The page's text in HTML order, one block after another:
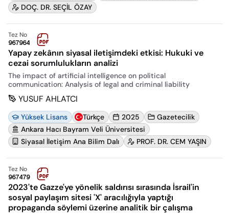
DOÇ. DR. SEÇİL ÖZAY
Tez No
967964
Yapay zekânın siyasal iletişimdeki etkisi: Hukuki ve
cezai sorumlulukların analizi
The impact of artificial intelligence on political
communication: Analysis of legal and criminal liability
YUSUF AHLATCI
Yüksek Lisans Türkçe 2025
Gazetecilik
Ankara Hacı Bayram Veli Üniversitesi
Siyasal İletişim Ana Bilim Dalı
PROF. DR. CEM YAŞIN
Tez No
967479
2023'te Gazze'ye yönelik saldırısı sırasında İsrail'in
sosyal paylaşım sitesi 'X' aracılığıyla yaptığı
propaganda söylemi üzerine analitik bir çalışma